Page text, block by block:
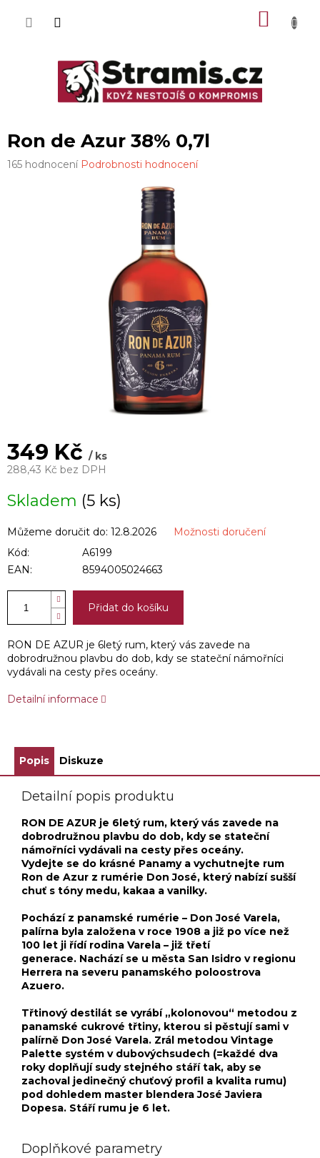
Ron de Azur 38% 0,7l
Průměrné
165 hodnocení Podrobnosti hodnocení
349 Kč/ ks
288,43 Kč bez DPH
cena:
Skladem (5 ks)
Můžeme doručit do: 12.8.2026
Možnosti doručení
Kód:
A6199
EAN:
8594005024663
Přidat do košíku
RON DE AZUR je 6letý rum, který vás zavede na
dobrodružnou plavbu do dob, kdy se stateční námořníci
vydávali na cesty přes oceány.
Detailní informace
Popis Diskuze
Detailní popis produktu
RON DE AZUR je 6letý rum, který vás zavede na
dobrodružnou plavbu do dob, kdy se stateční
námořníci vydávali na cesty přes oceány.
Vydejte se do krásné Panamy a vychutnejte rum
Ron de Azur z rumérie Don José, který nabízí sušší
chuť s tóny medu, kakaa a vanilky.
Pochází z panamské rumérie – Don José Varela,
palírna byla založena v roce 1908 a již po více než
100 let ji řídí rodina Varela – již třetí
generace. Nachází se u města San Isidro v regionu
Herrera na severu panamského poloostrova
Azuero.
Třtinový destilát se vyrábí „kolonovou“ metodou z
panamské cukrové třtiny, kterou si pěstují sami v
palírně Don José Varela. Zrál metodou Vintage
Palette systém v dubovýchsudech (=každé dva
roky doplňují sudy stejného stáří tak, aby se
zachoval jedinečný chuťový profil a kvalita rumu)
pod dohledem master blendera José Javiera
Dopesa. Stáří rumu je 6 let.
Doplňkové parametry